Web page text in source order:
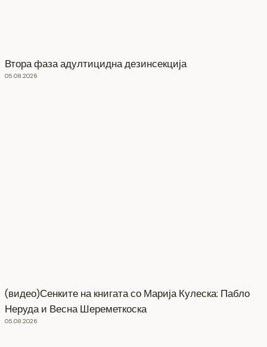
Втора фаза адултицидна дезинсекција
05.08.2026
(видео)Сенките на книгата со Марија Кулеска: Пабло
Неруда и Весна Шереметкоска
05.08.2026